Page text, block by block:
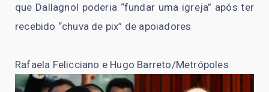
que Dallagnol poderia “fundar uma igreja” após ter
recebido “chuva de pix” de apoiadores
Rafaela Felicciano e Hugo Barreto/Metrópoles